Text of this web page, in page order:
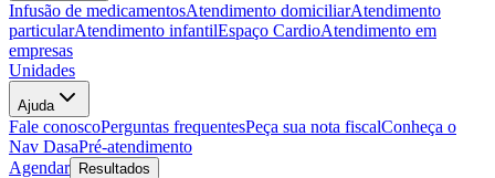
Infusão de medicamentosAtendimento domiciliarAtendimento
particularAtendimento infantilEspaço CardioAtendimento em
empresas
Unidades
Ajuda
Fale conoscoPerguntas frequentesPeça sua nota fiscalConheça o
Nav DasaPré-atendimento
Agendar
Resultados